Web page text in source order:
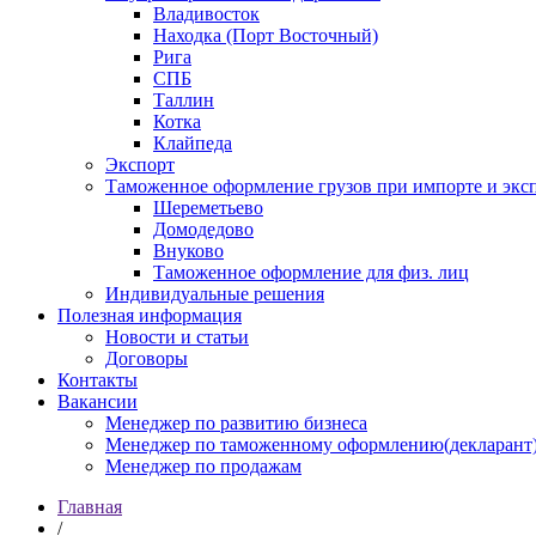
Владивосток
Находка (Порт Восточный)
Рига
СПБ
Таллин
Котка
Клайпеда
Экспорт
Таможенное оформление грузов при импорте и
Шереметьево
Домодедово
Внуково
Таможенное оформление для физ. лиц
Индивидуальные решения
Полезная информация
Новости и статьи
Договоры
Контакты
Вакансии
Менеджер по развитию бизнеса
Менеджер по таможенному
Менеджер по продажам
Главная
/